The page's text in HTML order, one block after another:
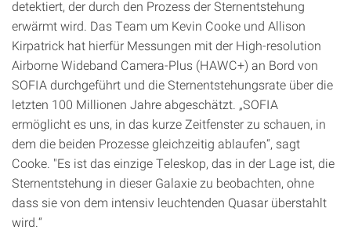
detektiert, der durch den Prozess der Sternentstehung
erwärmt wird. Das Team um Kevin Cooke und Allison
Kirpatrick hat hierfür Messungen mit der High-resolution
Airborne Wideband Camera-Plus (HAWC+) an Bord von
SOFIA durchgeführt und die Sternentstehungsrate über die
letzten 100 Millionen Jahre abgeschätzt. „SOFIA
ermöglicht es uns, in das kurze Zeitfenster zu schauen, in
dem die beiden Prozesse gleichzeitig ablaufen“, sagt
Cooke. "Es ist das einzige Teleskop, das in der Lage ist, die
Sternentstehung in dieser Galaxie zu beobachten, ohne
dass sie von dem intensiv leuchtenden Quasar überstahlt
wird.“